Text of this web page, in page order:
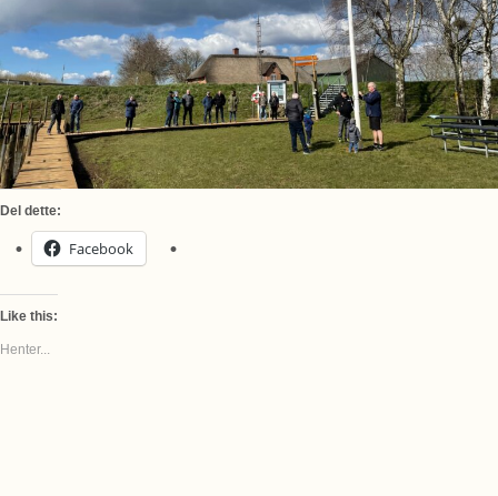
Del dette:
Facebook
Like this:
Henter...